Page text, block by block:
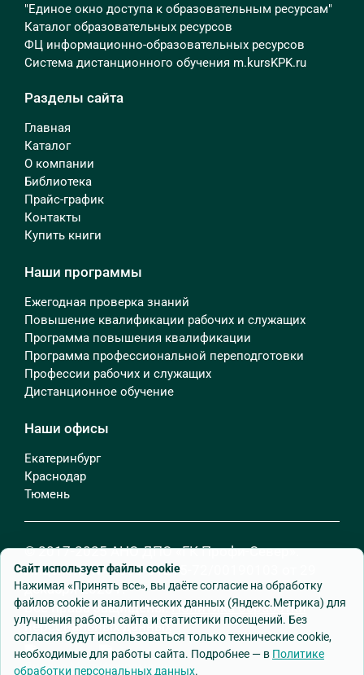
"Единое окно доступа к образовательным ресурсам"
Каталог образовательных ресурсов
ФЦ информационно-образовательных ресурсов
Система дистанционного обучения m.kursKPK.ru
Разделы сайта
Главная
Каталог
О компании
Библиотека
Прайс-график
Контакты
Купить книги
Наши программы
Ежегодная проверка знаний
Повышение квалификации рабочих и служащих
Программа повышения квалификации
Программа профессиональной переподготовки
Профессии рабочих и служащих
Дистанционное обучение
Наши офисы
Екатеринбург
Краснодар
Тюмень
© 2017-2025 АНО ДПО «ГК Профи-Север».
Лицензия № Л035-01215-72/00190103 от 29
декабря 2020 г.
Все права защищены.Политика обработки
персональных данных
Сайт использует файлы cookie
Нажимая «Принять все», вы даёте согласие на обработку
файлов cookie и аналитических данных (Яндекс.Метрика) для
улучшения работы сайта и статистики посещений. Без
согласия будут использоваться только технические cookie,
необходимые для работы сайта. Подробнее — в Политике
обработки персональных данных.